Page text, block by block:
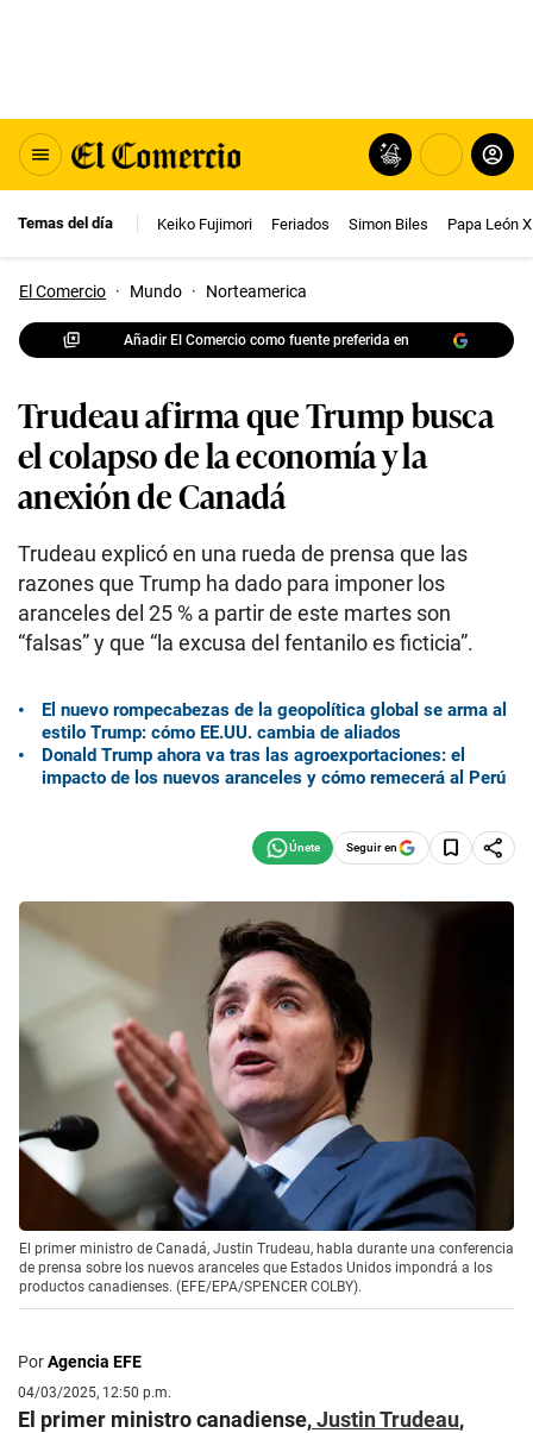
Temas del día Keiko Fujimori Feriados Simon Biles Papa León
El Comercio · Mundo · Norteamerica
Añadir El Comercio como fuente preferida en
Trudeau afirma que Trump busca
el colapso de la economía y la
anexión de Canadá
Trudeau explicó en una rueda de prensa que las
razones que Trump ha dado para imponer los
aranceles del 25 % a partir de este martes son
“falsas” y que “la excusa del fentanilo es ficticia”.
El nuevo rompecabezas de la geopolítica global se arma al
estilo Trump: cómo EE.UU. cambia de aliados
Donald Trump ahora va tras las agroexportaciones: el
impacto de los nuevos aranceles y cómo remecerá al Perú
Seguir en
El primer ministro de Canadá, Justin Trudeau, habla durante una conferencia
de prensa sobre los nuevos aranceles que Estados Unidos impondrá a los
productos canadienses. (EFE/EPA/SPENCER COLBY).
PorAgencia EFE
04/03/2025, 12:50 p.m.
El primer ministro canadiense,Justin Trudeau,